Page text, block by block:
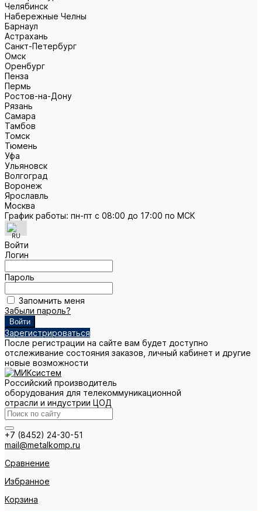
Челябинск
Набережные Челны
Барнаул
Астрахань
Санкт-Петербург
Омск
Оренбург
Пенза
Пермь
Ростов-на-Дону
Рязань
Самара
Тамбов
Томск
Тюмень
Уфа
Ульяновск
Волгоград
Воронеж
Ярославль
Москва
График работы: пн-пт с 08:00 до 17:00 по МСК
Войти
Логин
Пароль
Запомнить меня
Забыли пароль?
Зарегистрироваться
После регистрации на сайте вам будет доступно
отслеживание состояния заказов, личный кабинет и другие
новые возможности
Российский производитель
оборудования для телекоммуникационной
отрасли и индустрии ЦОД
+7 (8452) 24-30-51
mail@metalkomp.ru
Сравнение
Избранное
Корзина